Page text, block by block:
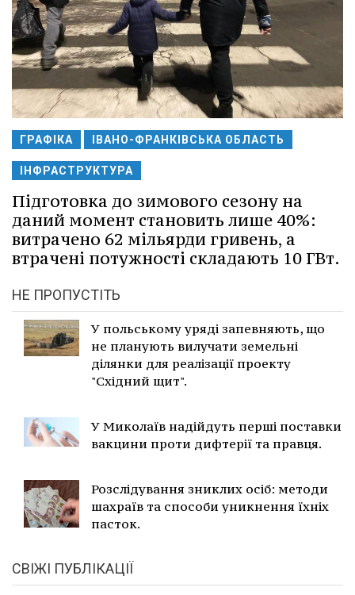
ГРАФІКА ІВАНО-ФРАНКІВСЬКА ОБЛАСТЬ
ІНФРАСТРУКТУРА
Підготовка до зимового сезону на
даний момент становить лише 40%:
витрачено 62 мільярди гривень, а
втрачені потужності складають 10 ГВт.
НЕ ПРОПУСТІТЬ
У польському уряді запевняють, що
не планують вилучати земельні
ділянки для реалізації проекту
"Східний щит".
У Миколаїв надійдуть перші поставки
вакцини проти дифтерії та правця.
Розслідування зниклих осіб: методи
шахраїв та способи уникнення їхніх
пасток.
СВІЖІ ПУБЛІКАЦІЇ